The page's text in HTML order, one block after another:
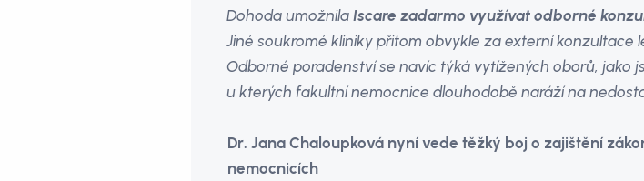
Dohoda umožnilaIscare zadarmo využívat odborné
Jiné soukromé kliniky přitom obvykle za externí
Odborné poradenství se navíc týká vytížených oborů, jako
u kterých fakultní nemocnice dlouhodobě naráží na
Dr. Jana Chaloupková nyní vede těžký boj o zajištění
nemocnicích